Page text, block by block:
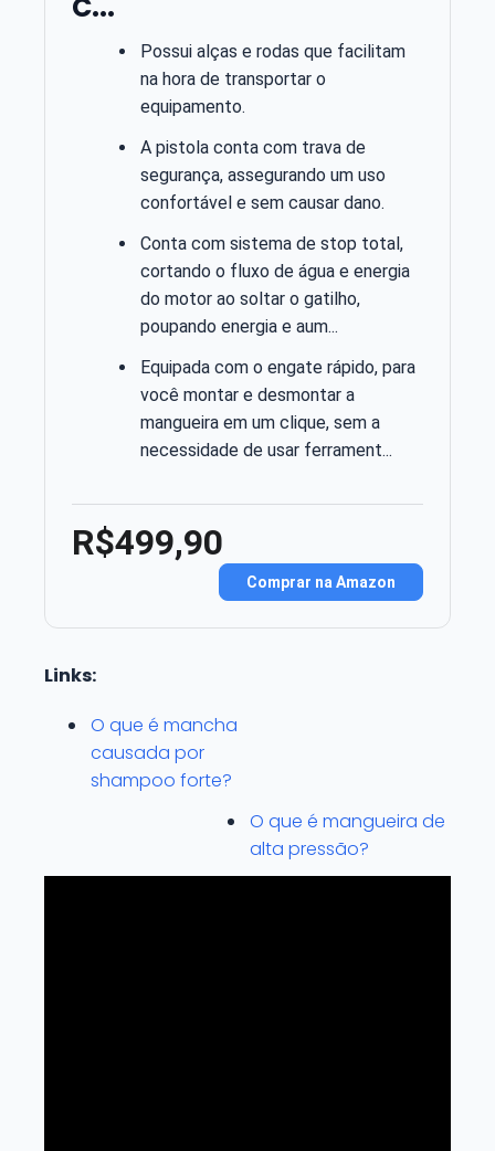
Possui alças e rodas que facilitam
na hora de transportar o
equipamento.
A pistola conta com trava de
segurança, assegurando um uso
confortável e sem causar dano.
Conta com sistema de stop total,
cortando o fluxo de água e energia
do motor ao soltar o gatilho,
poupando energia e aum...
Equipada com o engate rápido, para
você montar e desmontar a
mangueira em um clique, sem a
necessidade de usar ferrament...
R$499,90
Comprar na Amazon
Links:
O que é mancha
causada por
shampoo forte?
O que é mangueira de
alta pressão?